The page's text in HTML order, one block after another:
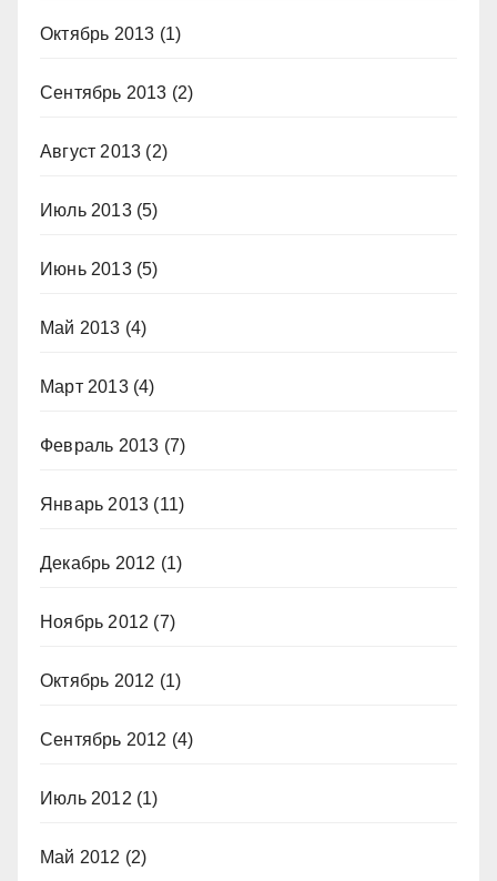
Октябрь 2013 (1)
Сентябрь 2013 (2)
Август 2013 (2)
Июль 2013(5)
Июнь 2013(5)
Май 2013 (4)
Март 2013(4)
Февраль 2013 (7)
Январь 2013 (11)
Декабрь 2012 (1)
Ноябрь 2012 (7)
Октябрь 2012 (1)
Сентябрь 2012 (4)
Июль 2012 (1)
Май 2012 (2)